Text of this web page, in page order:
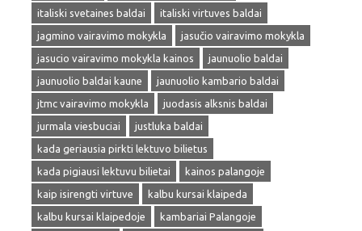
italiski svetaines baldai
italiski virtuves baldai
jagmino vairavimo mokykla
jasučio vairavimo mokykla
jasucio vairavimo mokykla kainos
jaunuolio baldai
jaunuolio baldai kaune
jaunuolio kambario baldai
jtmc vairavimo mokykla
juodasis alksnis baldai
jurmala viesbuciai
justluka baldai
kada geriausia pirkti lektuvo bilietus
kada pigiausi lektuvu bilietai
kainos palangoje
kaip isirengti virtuve
kalbu kursai klaipeda
kalbu kursai klaipedoje
kambariai Palangoje